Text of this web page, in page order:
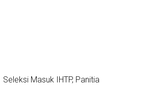
Seleksi Masuk IHTP, Panitia